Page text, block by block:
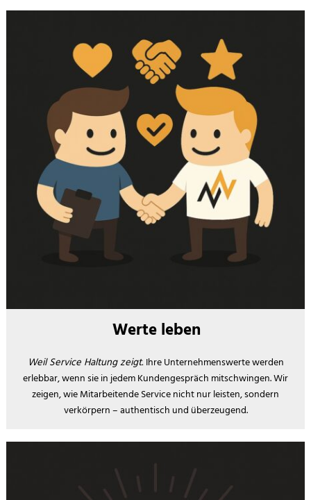
Werte leben
Weil Service Haltung zeigt.Ihre Unternehmenswerte werden
erlebbar, wenn sie in jedem Kundengespräch mitschwingen. Wir
zeigen, wie Mitarbeitende Service nicht nur leisten, sondern
verkörpern – authentisch und überzeugend.